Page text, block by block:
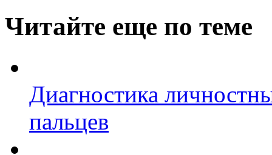
Читайте еще по теме
Диагностика
пальцев